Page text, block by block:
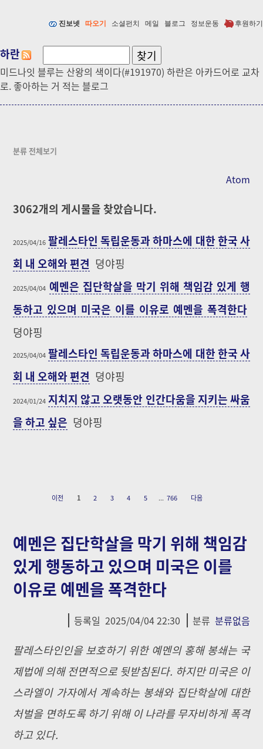
진보넷 따오기 소셜펀치 메일 블로그 정보운동 후원하기
하란
미드나잇 블루는 산왕의 색이다(#191970) 하란은 아카드어로 교차
로. 좋아하는 거 적는 블로그
분류 전체보기
Atom
3062개의 게시물을 찾았습니다.
2025/04/16 팔레스타인 독립운동과 하마스에 대한 한국 사
회 내 오해와 편견 뎡야핑
2025/04/04 예멘은 집단학살을 막기 위해 책임감 있게 행
동하고 있으며 미국은 이를 이유로 예멘을 폭격한다
뎡야핑
2025/04/04 팔레스타인 독립운동과 하마스에 대한 한국 사
회 내 오해와 편견 뎡야핑
2024/01/24 지치지 않고 오랫동안 인간다움을 지키는 싸움
을 하고 싶은 뎡야핑
이전 1 2 3 4 5 ... 766 다음
예멘은 집단학살을 막기 위해 책임감
있게 행동하고 있으며 미국은 이를
이유로 예멘을 폭격한다
등록일 2025/04/04 22:30 분류 분류없음
팔레스타인인을 보호하기 위한 예멘의 홍해 봉쇄는 국
제법에 의해 전면적으로 뒷받침된다. 하지만 미국은 이
스라엘이 가자에서 계속하는 봉쇄와 집단학살에 대한
처벌을 면하도록 하기 위해 이 나라를 무자비하게 폭격
하고 있다.